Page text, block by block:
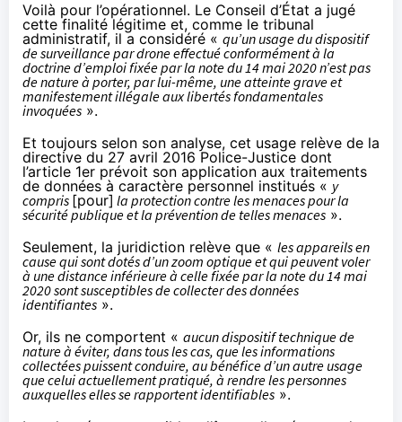
Voilà pour l’opérationnel. Le Conseil d’État a jugé
cette finalité légitime et, comme le tribunal
administratif, il a considéré « qu’un usage du dispositif
de surveillance par drone effectué conformément à la
doctrine d’emploi fixée par la note du 14 mai 2020 n’est pas
de nature à porter, par lui-même, une atteinte grave et
manifestement illégale aux libertés fondamentales
invoquées ».
Et toujours selon son analyse, cet usage relève de la
directive du 27 avril 2016Police-Justice dont
l’article 1er prévoit son application aux traitements
de données à caractère personnel institués « y
compris [pour] la protection contre les menaces pour la
sécurité publique et la prévention de telles menaces ».
Seulement, la juridiction relève que « les appareils en
cause qui sont dotés d’un zoom optique et qui peuvent voler
à une distance inférieure à celle fixée par la note du 14 mai
2020 sont susceptibles de collecter des données
identifiantes ».
Or, ils ne comportent « aucun dispositif technique de
nature à éviter, dans tous les cas, que les informations
collectées puissent conduire, au bénéfice d’un autre usage
que celui actuellement pratiqué, à rendre les personnes
auxquelles elles se rapportent identifiables ».